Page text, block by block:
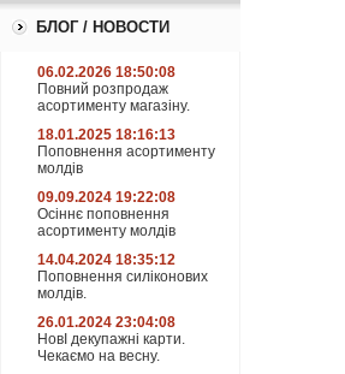
БЛОГ / НОВОСТИ
06.02.2026 18:50:08
Повний розпродаж
асортименту магазіну.
18.01.2025 18:16:13
Поповнення асортименту
молдів
09.09.2024 19:22:08
Осіннє поповнення
асортименту молдів
14.04.2024 18:35:12
Поповнення силіконових
молдів.
26.01.2024 23:04:08
НовІ декупажні карти.
Чекаємо на весну.